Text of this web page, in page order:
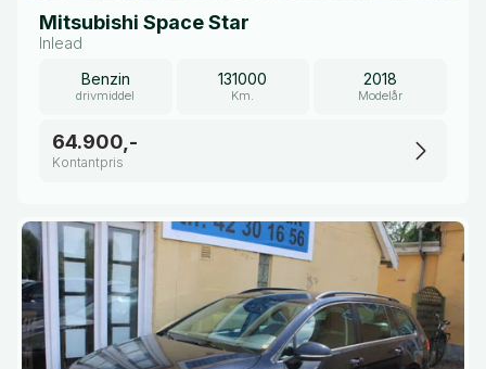
Mitsubishi Space Star
Inlead
Benzin
drivmiddel
131000
Km.
2018
Modelår
64.900,-
Kontantpris